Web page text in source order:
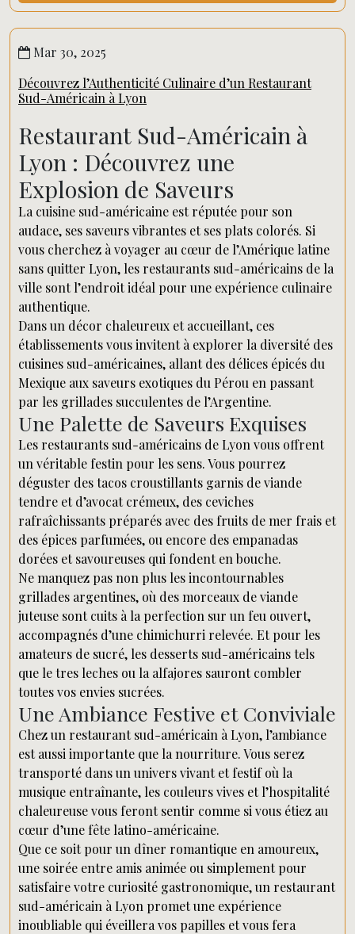
Mar 30, 2025
Découvrez l’Authenticité Culinaire d’un Restaurant
Sud-Américain à Lyon
Restaurant Sud-Américain à
Lyon : Découvrez une
Explosion de Saveurs
La cuisine sud-américaine est réputée pour son
audace, ses saveurs vibrantes et ses plats colorés. Si
vous cherchez à voyager au cœur de l’Amérique latine
sans quitter Lyon, les restaurants sud-américains de la
ville sont l’endroit idéal pour une expérience culinaire
authentique.
Dans un décor chaleureux et accueillant, ces
établissements vous invitent à explorer la diversité des
cuisines sud-américaines, allant des délices épicés du
Mexique aux saveurs exotiques du Pérou en passant
par les grillades succulentes de l’Argentine.
Une Palette de Saveurs Exquises
Les restaurants sud-américains de Lyon vous offrent
un véritable festin pour les sens. Vous pourrez
déguster des tacos croustillants garnis de viande
tendre et d’avocat crémeux, des ceviches
rafraîchissants préparés avec des fruits de mer frais et
des épices parfumées, ou encore des empanadas
dorées et savoureuses qui fondent en bouche.
Ne manquez pas non plus les incontournables
grillades argentines, où des morceaux de viande
juteuse sont cuits à la perfection sur un feu ouvert,
accompagnés d’une chimichurri relevée. Et pour les
amateurs de sucré, les desserts sud-américains tels
que le tres leches ou la alfajores sauront combler
toutes vos envies sucrées.
Une Ambiance Festive et Conviviale
Chez un restaurant sud-américain à Lyon, l’ambiance
est aussi importante que la nourriture. Vous serez
transporté dans un univers vivant et festif où la
musique entraînante, les couleurs vives et l’hospitalité
chaleureuse vous feront sentir comme si vous étiez au
cœur d’une fête latino-américaine.
Que ce soit pour un dîner romantique en amoureux,
une soirée entre amis animée ou simplement pour
satisfaire votre curiosité gastronomique, un restaurant
sud-américain à Lyon promet une expérience
inoubliable qui éveillera vos papilles et vous fera